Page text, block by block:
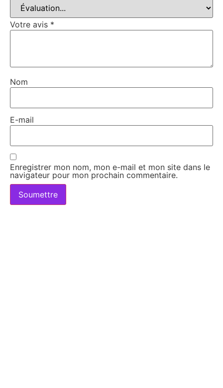
Votre avis *
Nom
E-mail
Enregistrer mon nom, mon e-mail et mon site dans le
navigateur pour mon prochain commentaire.